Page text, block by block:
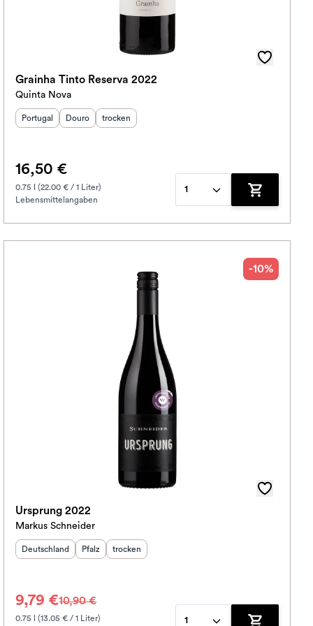
hinzufügen
Grainha Tinto Reserva 2022
Quinta Nova
Herkunftsland:
Portugal Herkunftsregion:
Douro Geschmack
trocken
16,50 €
0.75 l (22.00 € / 1 Liter)
Lebensmittelangaben
1
Zum
-10%
Ursprung 2022
Markus Schneider
Herkunftsland
Deutschland Herkunftsregion
Pfalz Geschmack
trocken
9,79 €10,90 €
0.75 l (13.05 € / 1 Liter)
1